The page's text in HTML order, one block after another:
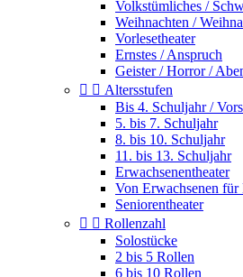
Volkstümliches /
Weihnachten /
Vorlesetheater
Ernstes / Anspruch
Geister / Horror /
  Altersstufen
Bis 4. Schuljahr /
5. bis 7. Schuljahr
8. bis 10. Schuljahr
11. bis 13. Schuljahr
Erwachsenentheater
Von Erwachsenen
Seniorentheater
  Rollenzahl
Solostücke
2 bis 5 Rollen
6 bis 10 Rollen